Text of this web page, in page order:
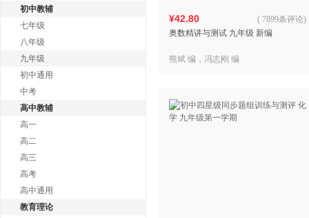
初中教辅
七年级
八年级
九年级
初中通用
中考
高中教辅
高一
高二
高三
高考
高中通用
教育理论
¥42.80
奥数精讲与测试 九年级 新编
( 7899条评论)
熊斌 编，冯志刚 编